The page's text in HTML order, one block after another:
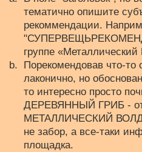
тематично опишите
рекоммендации.
группе
Порекомендовав что-то
лаконично, но
то интересно просто
ДЕРЕВЯННЫЙ ГРИБ -
МЕТАЛЛИЧЕСКИЙ
не забор, а все-таки
площадка.